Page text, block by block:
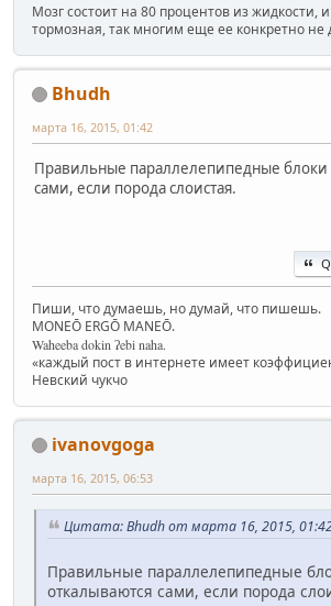
Мозг состоит на 80 процентов из жидкости,
тормозная, так многим еще ее конкретно не
Bhudh
марта 16, 2015, 01:42
Правильные параллелепипедные блоки
сами, если порода слоистая.
Пиши, что думаешь, но думай, что пишешь.
MONEŌ ERGŌ MANEŌ.
Waheeba dokin ʔebi naha.
«каждый пост в интернете имеет
Невский чукчо
ivanovgoga
марта 16, 2015, 06:53
Цитата: Bhudh от марта 16, 2015,
Правильные параллелепипедные
откалываются сами, если порода